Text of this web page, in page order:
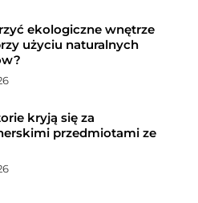
ekologiczne wnętrze
użyciu naturalnych
kryją się za
przedmiotami ze